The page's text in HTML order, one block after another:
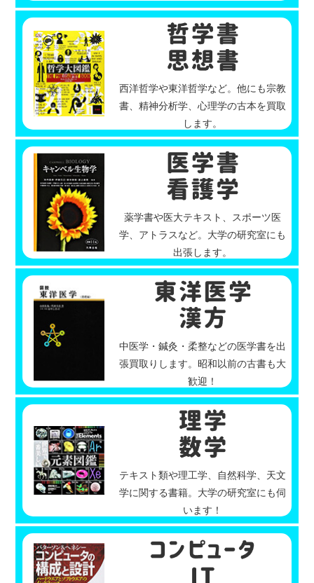
西洋哲学や東洋哲学など。他にも宗教
書、精神分析学、心理学の古本を買取
します。
薬学書や医大テキスト、スポーツ医
学、アトラスなど。大学の研究室にも
出張します。
中医学・鍼灸・柔整などの医学書を出
張買取りします。昭和以前の古書も大
歓迎！
テキスト類や理工学、自然科学、天文
学に関する書籍。大学の研究室にも伺
います！